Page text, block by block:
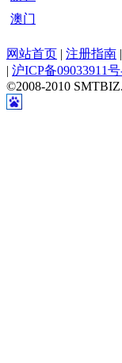
澳门
网站首页 | 注册指南 |
| 沪ICP备09033911
©2008-2010